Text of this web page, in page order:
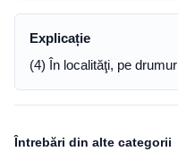
Explicație
(4) În localităţi, pe
Întrebări din alte categorii